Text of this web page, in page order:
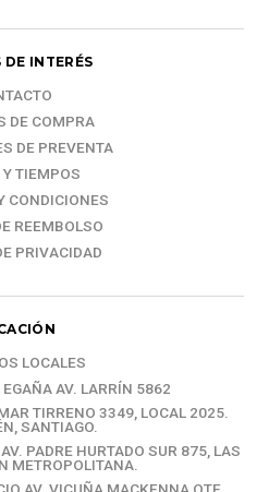
DE INTERÉS
DE COMPRA
DE PREVENTA
TIEMPOS
CONDICIONES
REEMBOLSO
PRIVACIDAD
LOCALES
AV. LARRÍN 5862
TIRRENO 3349, LOCAL 2025.
SANTIAGO.
PADRE HURTADO SUR 875, LAS
METROPOLITANA.
AV. VICUÑA MACKENNA OTE.